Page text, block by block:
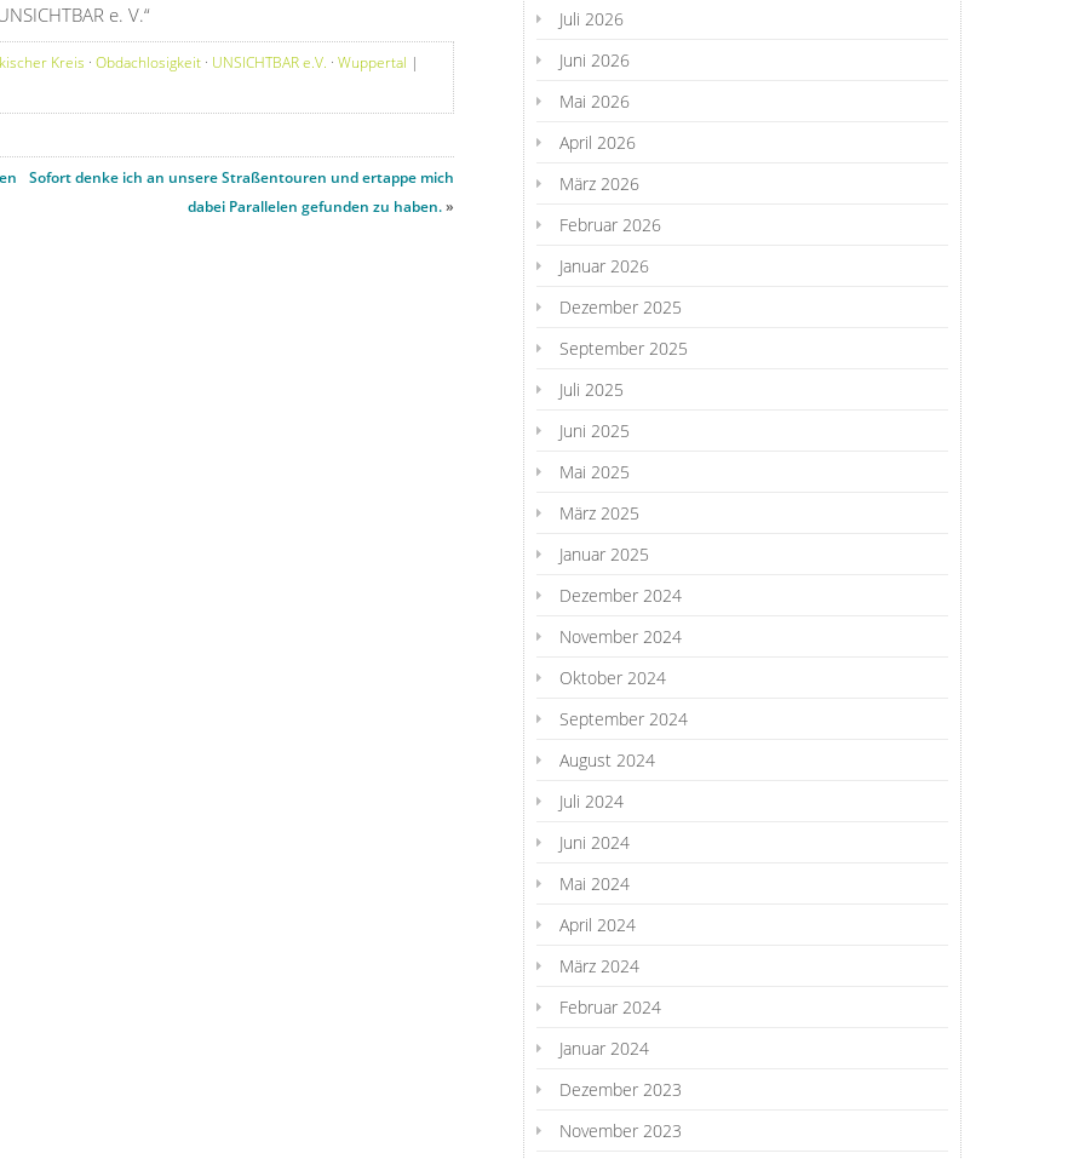
e. V.“
Kreis · Obdachlosigkeit · UNSICHTBAR e.V. · Wuppertal |
Sofort denke ich an unsere Straßentouren und ertappe mich
dabei Parallelen gefunden zu haben.»
Juli 2026
Juni 2026
Mai 2026
April 2026
März 2026
Februar 2026
Januar 2026
Dezember 2025
September 2025
Juli 2025
Juni 2025
Mai 2025
März 2025
Januar 2025
Dezember 2024
November 2024
Oktober 2024
September 2024
August 2024
Juli 2024
Juni 2024
Mai 2024
April 2024
März 2024
Februar 2024
Januar 2024
Dezember 2023
November 2023